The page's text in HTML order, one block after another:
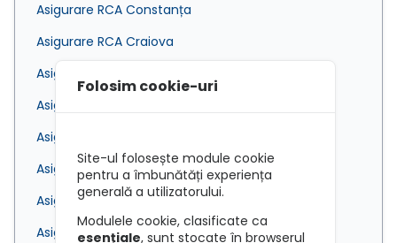
Asigurare RCA Constanța
Asigurare RCA Craiova
Asigurare RCA Dej
Asigurare RCA Deva
Asigurare RCA Drobeta-Turnu Severin
Asigurare RCA Făgăraș
Asigurare RCA Fetești
Asigurare RCA Focșani
Folosim cookie-uri
Site-ul folosește module cookie
pentru a îmbunătăți experiența
generală a utilizatorului.
Modulele cookie, clasificate ca
esențiale, sunt stocate în browserul